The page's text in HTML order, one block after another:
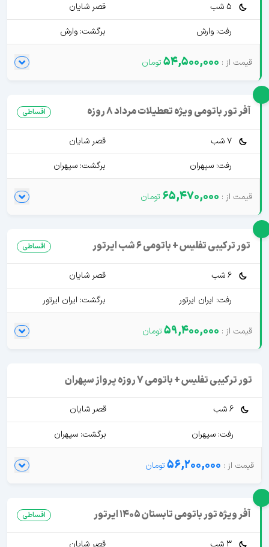
5 شب
قصر شایان
رفت: وارش
برگشت: وارش
54,500,000
آفر تور باتومی ویژه تعطیلات مرداد 8 روزه اقساطی
7 شب
قصر شایان
رفت: سپهران
برگشت: سپهران
65,470,000
تور ترکیبی تفلیس + باتومی 6 شب ایرتور اقساطی
6 شب
قصر شایان
رفت: ایران ایرتور
برگشت: ایران ایرتور
59,400,000
تور ترکیبی تفلیس + باتومی 7 روزه پرواز سپهران
6 شب
قصر شایان
رفت: سپهران
برگشت: سپهران
56,200,000
آفر ویژه تور باتومی تابستان 1405 ایرتور اقساطی
3 شب قصر شایان